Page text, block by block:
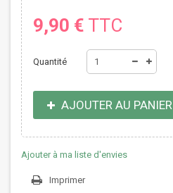
9,90 € TTC
Quantité
AJOUTER AU PANIER
Ajouter à ma liste d'envies
Imprimer